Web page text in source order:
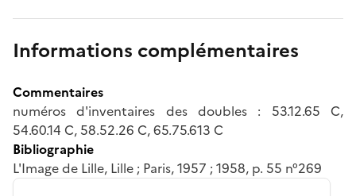
Informations complémentaires
Commentaires
numéros d'inventaires des doubles : 53.12.65 C,
54.60.14 C, 58.52.26 C, 65.75.613 C
Bibliographie
L'Image de Lille, Lille ; Paris, 1957 ; 1958, p. 55 n°269